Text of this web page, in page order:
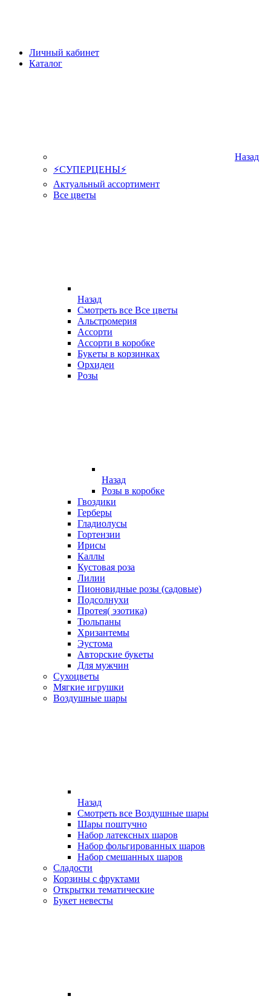
Личный кабинет
Каталог
Назад
⚡СУПЕРЦЕНЫ⚡
Актуальный ассортимент
Все цветы
Назад
Смотреть все Все цветы
Альстромерия
Ассорти
Ассорти в коробке
Букеты в корзинках
Орхидеи
Розы
Назад
Розы в коробке
Гвоздики
Герберы
Гладиолусы
Гортензии
Ирисы
Каллы
Кустовая роза
Лилии
Пионовидные розы (садовые)
Подсолнухи
Протея( эзотика)
Тюльпаны
Хризантемы
Эустома
Авторские букеты
Для мужчин
Сухоцветы
Мягкие игрушки
Воздушные шары
Назад
Смотреть все Воздушные шары
Шары поштучно
Набор латексных шаров
Набор фольгированных шаров
Набор смешанных шаров
Сладости
Корзины с фруктами
Открытки тематические
Букет невесты